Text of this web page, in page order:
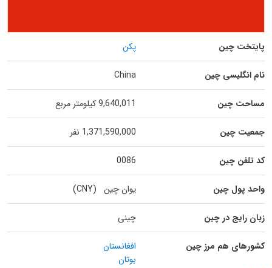
پایتخت چین پکن
نام انگلیسی چین China
مساحت چین 9,640,011 کیلومتر مربع
جمعیت چین 1,371,590,000 نفر
کد تلفن چین 0086
واحد پول چین یوان چین (CNY)
زبان رایج در چین چینی
کشورهای هم مرز چین
افغانستان
بوتان